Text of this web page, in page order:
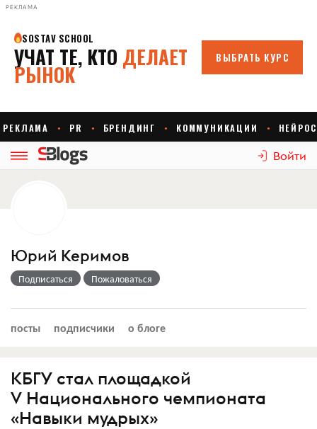
РЕКЛАМА
Войти
Юрий Керимов
Подписаться Пожаловаться
посты подписчики о блоге
КБГУ стал площадкой
V Национального чемпионата
«Навыки мудрых»